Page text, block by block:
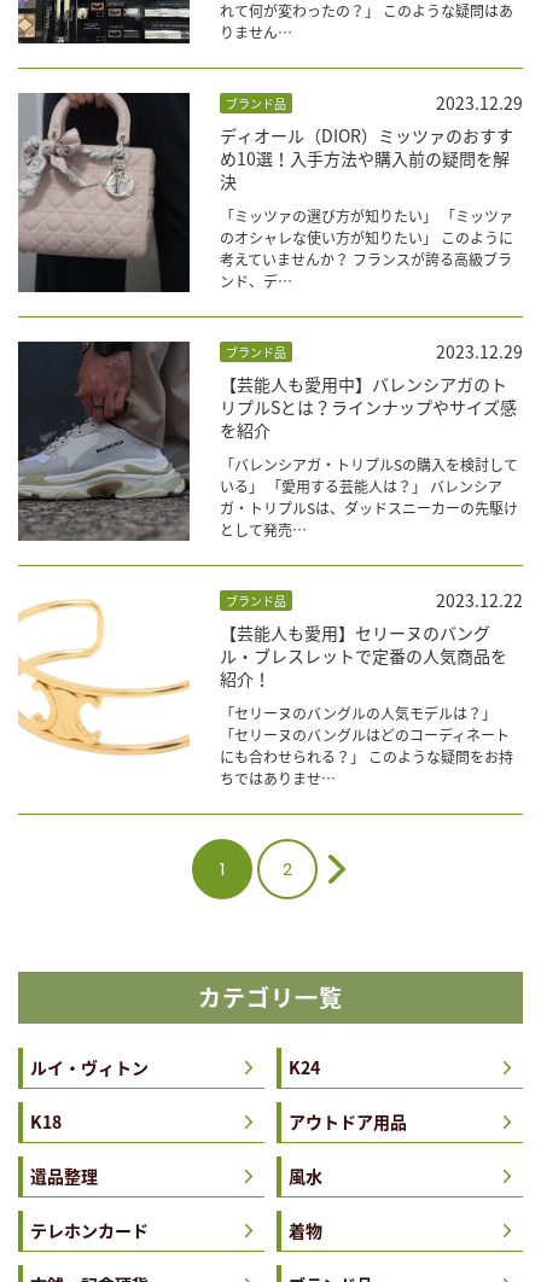
れて何が変わったの？」 このような疑問はあ
りません…
ブランド品
ディオール（DIOR）ミッツァのおすす
め10選！入手方法や購入前の疑問を解
決
「ミッツァの選び方が知りたい」 「ミッツァ
のオシャレな使い方が知りたい」 このように
考えていませんか？ フランスが誇る高級ブラ
ンド、デ…
2023.12.29
ブランド品
【芸能人も愛用中】バレンシアガのト
リプルSとは？ラインナップやサイズ感
を紹介
「バレンシアガ・トリプルSの購入を検討して
いる」 「愛用する芸能人は？」 バレンシア
ガ・トリプルSは、ダッドスニーカーの先駆け
として発売…
2023.12.29
ブランド品
【芸能人も愛用】セリーヌのバング
ル・ブレスレットで定番の人気商品を
紹介！
「セリーヌのバングルの人気モデルは？」
「セリーヌのバングルはどのコーディネート
にも合わせられる？」 このような疑問をお持
ちではありませ…
2023.12.22
1 2
カテゴリ一覧
ルイ・ヴィトン K24
K18 アウトドア用品
遺品整理 風水
テレホンカード 着物